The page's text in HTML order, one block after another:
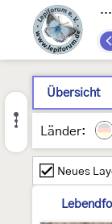
Übersicht
Länder:
Neues